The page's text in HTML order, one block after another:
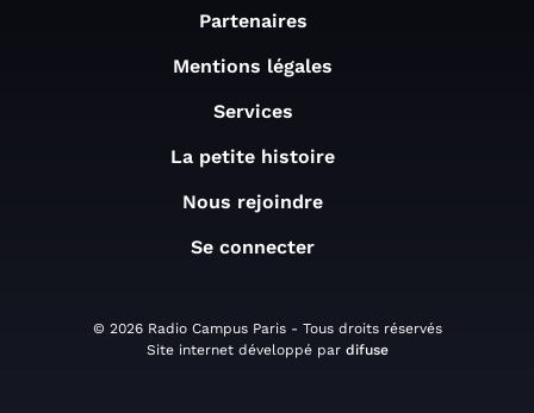
Partenaires
Mentions légales
Services
La petite histoire
Nous rejoindre
Se connecter
© 2026 Radio Campus Paris - Tous droits réservés
Site internet développé par difuse